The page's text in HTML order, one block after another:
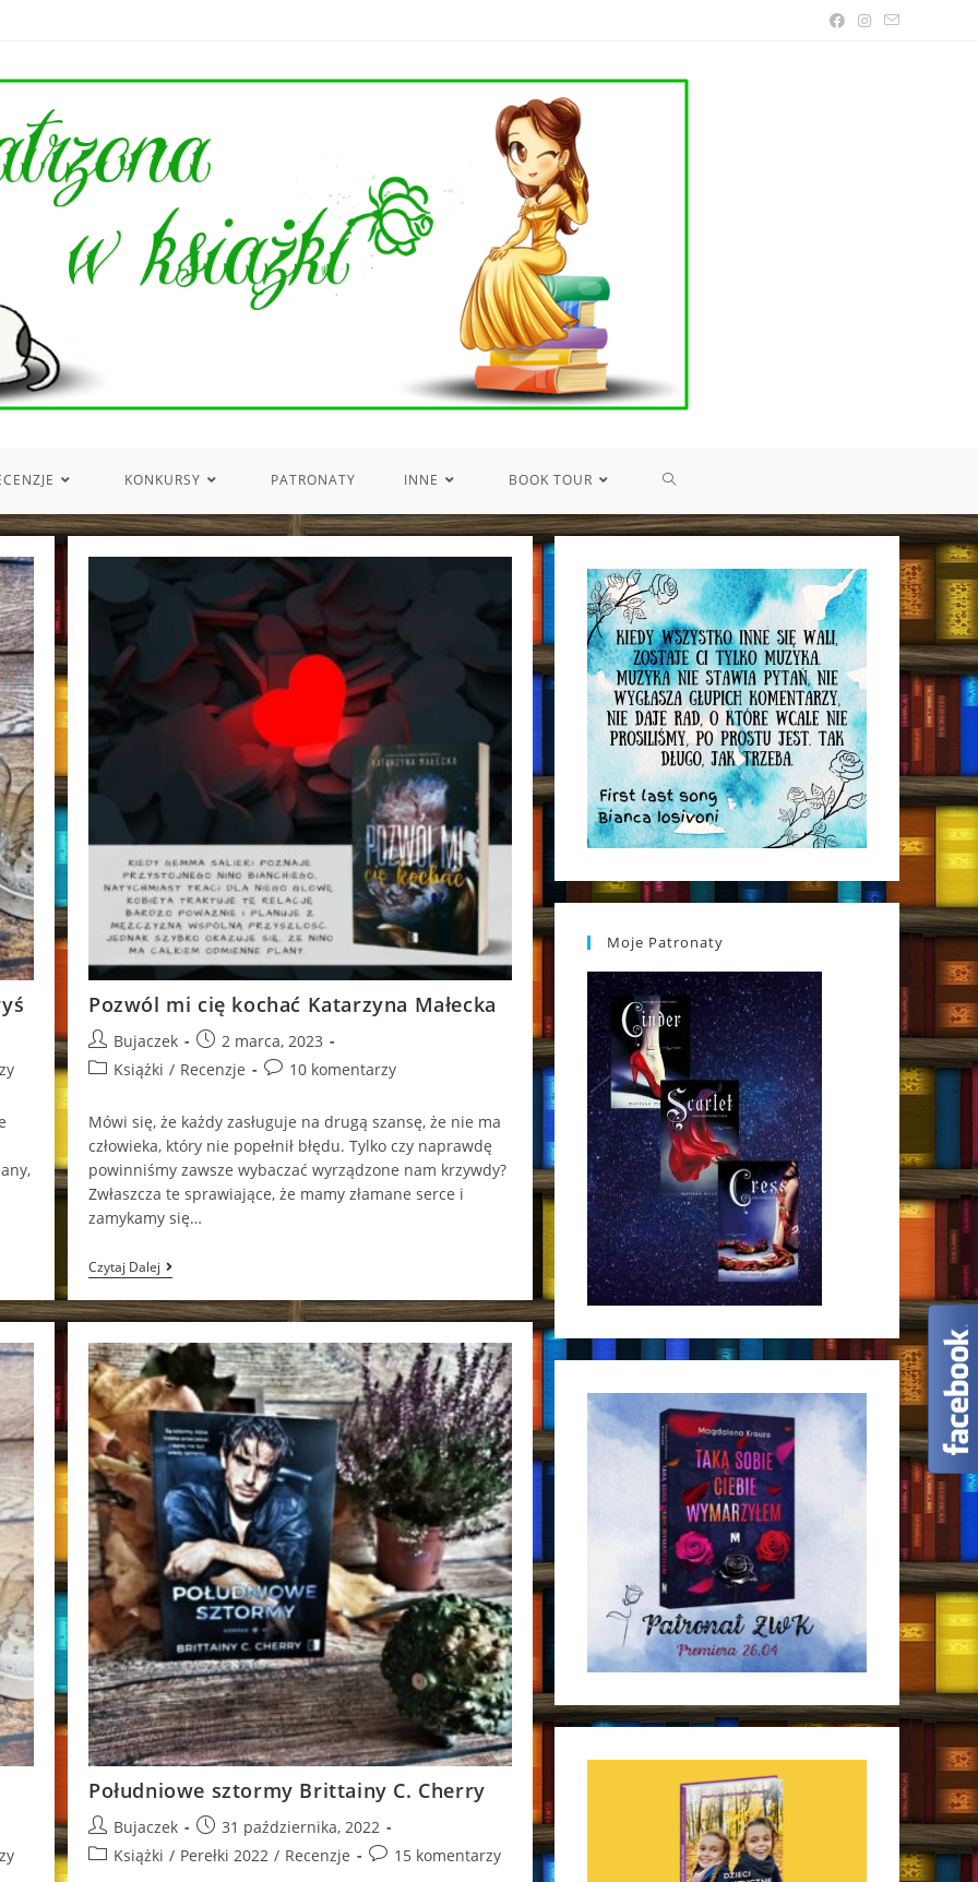
KONKURSY PATRONATY INNE BOOK TOUR TOGGLE
SEARCH
Pozwól mi cię kochać Katarzyna Małecka
Post
author:
Bujaczek
Post
published:
2 marca, 2023
PostKsiążki / Recenzje
Post10 komentarzy
Mówi się, że każdy zasługuje na drugą szansę, że nie ma
człowieka, który nie popełnił błędu. Tylko czy naprawdę
powinniśmy zawsze wybaczać wyrządzone nam krzywdy?
Zwłaszcza te sprawiające, że mamy złamane serce i
zamykamy się…
Czytaj Dalej Pozwól
Mi
Cię
Kochać
Małecka
Południowe sztormy Brittainy C. Cherry
Post
author:
Bujaczek
Post
published:
31 października, 2022
PostKsiążki / Perełki 2022 / Recenzje
Post15 komentarzy
Moje Patronaty